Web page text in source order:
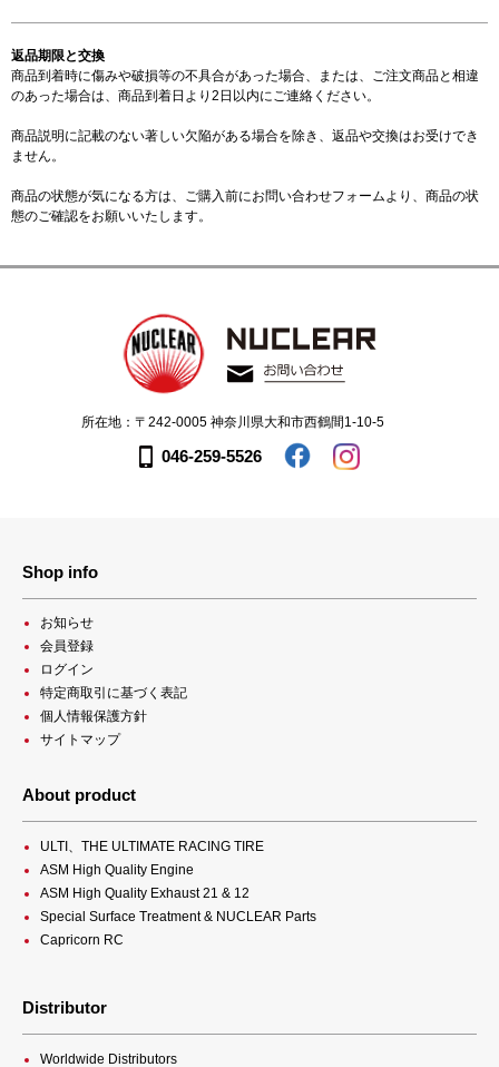
返品期限と交換
商品到着時に傷みや破損等の不具合があった場合、または、ご注文商品と相違
のあった場合は、商品到着日より2日以内にご連絡ください。
商品説明に記載のない著しい欠陥がある場合を除き、返品や交換はお受けでき
ません。
商品の状態が気になる方は、ご購入前にお問い合わせフォーム より、商品の状
態のご確認をお願いいたします。
所在地：〒242-0005 神奈川県大和市西鶴間1-10-5
046-259-5526
Shop info
お知らせ
会員登録
ログイン
特定商取引に基づく表記
個人情報保護方針
サイトマップ
About product
ULTI、THE ULTIMATE RACING TIRE
ASM High Quality Engine
ASM High Quality Exhaust 21 & 12
Special Surface Treatment & NUCLEAR Parts
Capricorn RC
Distributor
Worldwide Distributors